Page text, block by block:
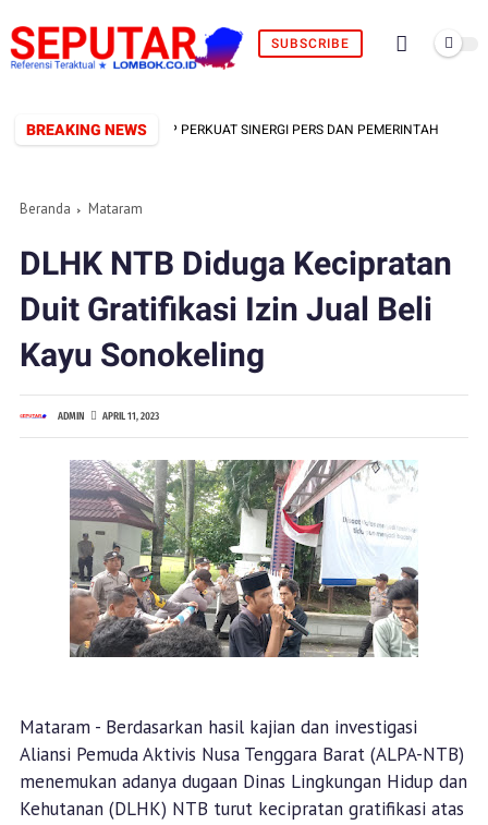
SUBSCRIBE
BREAKING NEWS
TERBENTUK, SIAP PERKUAT SINERGI PERS DAN PEMERINTAH
Beranda Mataram
DLHK NTB Diduga Kecipratan
Duit Gratifikasi Izin Jual Beli
Kayu Sonokeling
ADMIN APRIL 11, 2023
Mataram - Berdasarkan hasil kajian dan investigasi
Aliansi Pemuda Aktivis Nusa Tenggara Barat (ALPA-NTB)
menemukan adanya dugaan Dinas Lingkungan Hidup dan
Kehutanan (DLHK) NTB turut kecipratan gratifikasi atas